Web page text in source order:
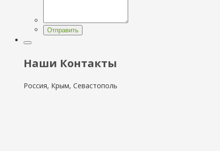
Отправить
Наши Контакты
Россия, Крым, Севастополь